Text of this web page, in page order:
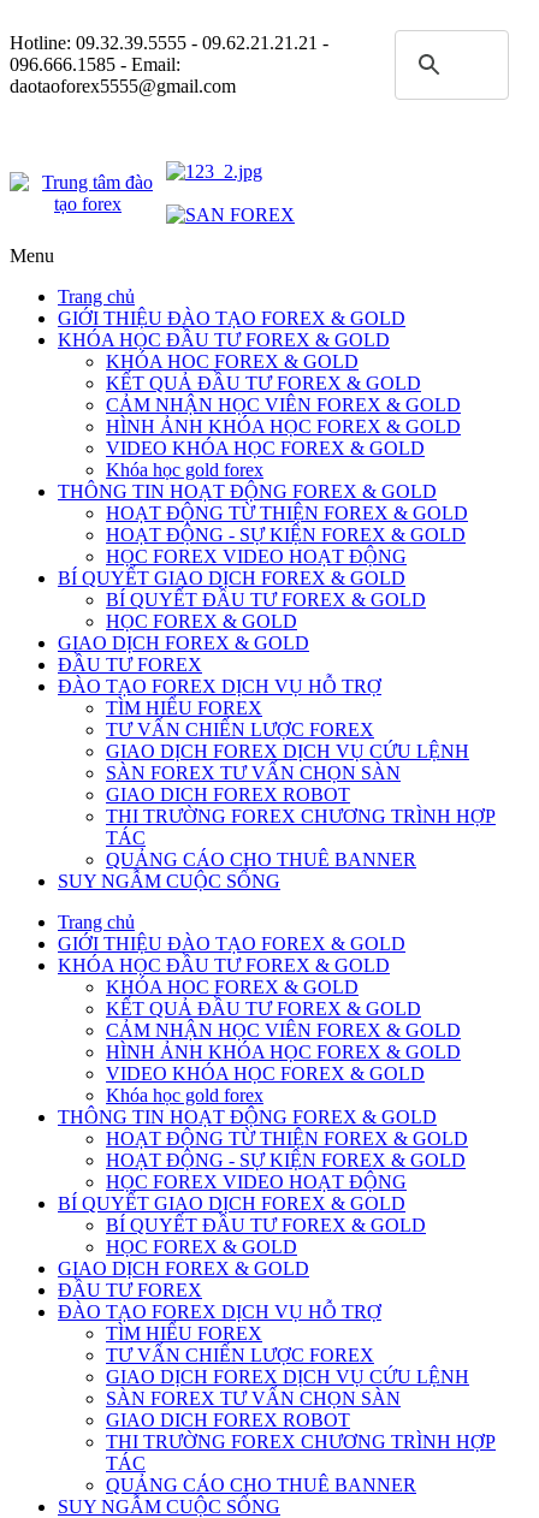
Hotline: 09.32.39.5555 - 09.62.21.21.21 -
096.666.1585 - Email:
daotaoforex5555@gmail.com
Menu
Trang chủ
GIỚI THIỆU ĐÀO TẠO FOREX & GOLD
KHÓA HỌC ĐẦU TƯ FOREX & GOLD
KHÓA HOC FOREX & GOLD
KẾT QUẢ ĐẦU TƯ FOREX & GOLD
CẢM NHẬN HỌC VIÊN FOREX & GOLD
HÌNH ẢNH KHÓA HỌC FOREX & GOLD
VIDEO KHÓA HỌC FOREX & GOLD
Khóa học gold forex
THÔNG TIN HOẠT ĐỘNG FOREX & GOLD
HOẠT ĐỘNG TỪ THIỆN FOREX & GOLD
HOẠT ĐỘNG - SỰ KIỆN FOREX & GOLD
HỌC FOREX VIDEO HOẠT ĐỘNG
BÍ QUYẾT GIAO DỊCH FOREX & GOLD
BÍ QUYẾT ĐẦU TƯ FOREX & GOLD
HỌC FOREX & GOLD
GIAO DỊCH FOREX & GOLD
ĐẦU TƯ FOREX
ĐÀO TẠO FOREX DỊCH VỤ HỖ TRỢ
TÌM HIỂU FOREX
TƯ VẤN CHIẾN LƯỢC FOREX
GIAO DỊCH FOREX DỊCH VỤ CỨU LỆNH
SÀN FOREX TƯ VẤN CHỌN SÀN
GIAO DICH FOREX ROBOT
THI TRƯỜNG FOREX CHƯƠNG TRÌNH HỢP
TÁC
QUẢNG CÁO CHO THUÊ BANNER
SUY NGẪM CUỘC SỐNG
Trang chủ
GIỚI THIỆU ĐÀO TẠO FOREX & GOLD
KHÓA HỌC ĐẦU TƯ FOREX & GOLD
KHÓA HOC FOREX & GOLD
KẾT QUẢ ĐẦU TƯ FOREX & GOLD
CẢM NHẬN HỌC VIÊN FOREX & GOLD
HÌNH ẢNH KHÓA HỌC FOREX & GOLD
VIDEO KHÓA HỌC FOREX & GOLD
Khóa học gold forex
THÔNG TIN HOẠT ĐỘNG FOREX & GOLD
HOẠT ĐỘNG TỪ THIỆN FOREX & GOLD
HOẠT ĐỘNG - SỰ KIỆN FOREX & GOLD
HỌC FOREX VIDEO HOẠT ĐỘNG
BÍ QUYẾT GIAO DỊCH FOREX & GOLD
BÍ QUYẾT ĐẦU TƯ FOREX & GOLD
HỌC FOREX & GOLD
GIAO DỊCH FOREX & GOLD
ĐẦU TƯ FOREX
ĐÀO TẠO FOREX DỊCH VỤ HỖ TRỢ
TÌM HIỂU FOREX
TƯ VẤN CHIẾN LƯỢC FOREX
GIAO DỊCH FOREX DỊCH VỤ CỨU LỆNH
SÀN FOREX TƯ VẤN CHỌN SÀN
GIAO DICH FOREX ROBOT
THI TRƯỜNG FOREX CHƯƠNG TRÌNH HỢP
TÁC
QUẢNG CÁO CHO THUÊ BANNER
SUY NGẪM CUỘC SỐNG